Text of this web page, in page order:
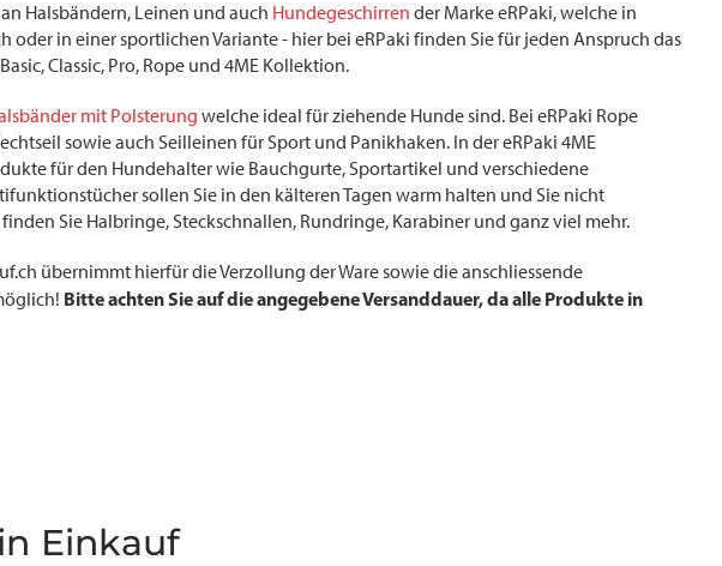
Halsbändern, Leinen und auch Hundegeschirren der Marke eRPaki, welche in
oder in einer sportlichen Variante - hier bei eRPaki finden Sie für jeden Anspruch das
Classic, Pro, Rope und 4ME Kollektion.
mit Polsterung welche ideal für ziehende Hunde sind. Bei eRPaki Rope
sowie auch Seilleinen für Sport und Panikhaken. In der eRPaki 4ME
für den Hundehalter wie Bauchgurte, Sportartikel und verschiedene
sollen Sie in den kälteren Tagen warm halten und Sie nicht
Sie Halbringe, Steckschnallen, Rundringe, Karabiner und ganz viel mehr.
übernimmt hierfür die Verzollung der Ware sowie die anschliessende
Bitte achten Sie auf die angegebene Versanddauer, da alle Produkte in
Einkauf